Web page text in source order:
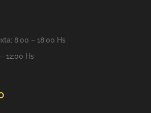
8:00 – 18:00 Hs
12:00 Hs